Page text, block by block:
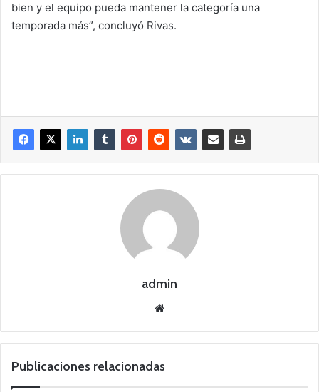
bien y el equipo pueda mantener la categoría una
temporada más”, concluyó Rivas.
admin
we
Publicaciones relacionadas